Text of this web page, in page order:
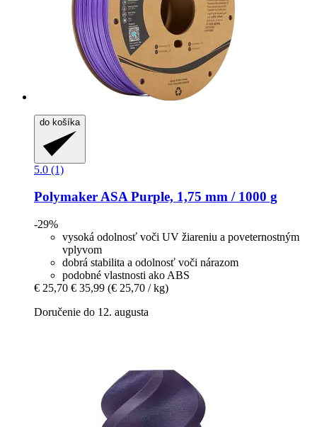
do košíka
5.0 (1)
PolymakerASA Purple, 1,75 mm / 1000 g
-29%
vysoká odolnosť voči UV žiareniu a poveternostným
vplyvom
dobrá stabilita a odolnosť voči nárazom
podobné vlastnosti ako ABS
€ 25,70 € 35,99 (€ 25,70 / kg)
Doručenie do 12. augusta